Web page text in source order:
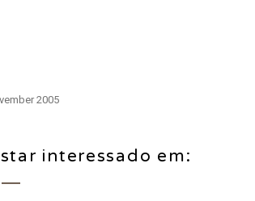
2005
interessado em: